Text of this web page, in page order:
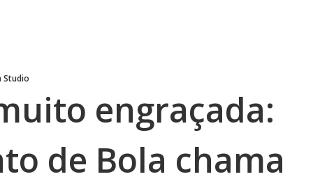
Studio
engraçada:
de Bola chama